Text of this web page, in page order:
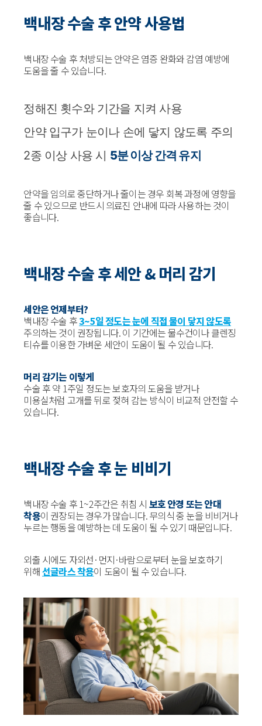
백내장 수술 후 안약 사용법
백내장 수술 후 처방되는 안약은 염증 완화와 감염 예방에
도움을 줄 수 있습니다.
정해진 횟수와 기간을 지켜 사용
안약 입구가 눈이나 손에 닿지 않도록 주의
2종 이상 사용 시 5분 이상 간격 유지
안약을 임의로 중단하거나 줄이는 경우 회복 과정에 영향을
줄 수 있으므로 반드시 의료진 안내에 따라 사용하는 것이
좋습니다.
백내장 수술 후 세안 & 머리 감기
세안은 언제부터?
백내장 수술 후3~5일 정도는 눈에 직접 물이 닿지 않도록
주의하는 것이 권장됩니다. 이 기간에는 물수건이나 클렌징
티슈를 이용한 가벼운 세안이 도움이 될 수 있습니다.
머리 감기는 이렇게
수술 후 약 1주일 정도는 보호자의 도움을 받거나
미용실처럼 고개를 뒤로 젖혀 감는 방식이 비교적 안전할 수
있습니다.
백내장 수술 후 눈 비비기
백내장 수술 후 1~2주간은 취침 시 보호 안경 또는 안대
착용이 권장되는 경우가 많습니다. 무의식 중 눈을 비비거나
누르는 행동을 예방하는 데 도움이 될 수 있기 때문입니다.
외출 시에도 자외선·먼지·바람으로부터 눈을 보호하기
위해선글라스 착용이 도움이 될 수 있습니다.